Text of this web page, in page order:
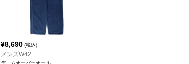
¥8,690 (税込)
メンズW42
デニムオーバーオール